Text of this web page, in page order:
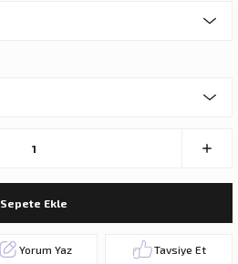
Sepete Ekle
Yorum Yaz Tavsiye Et